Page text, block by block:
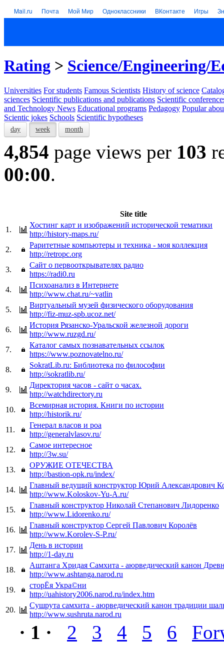
Mail.ru Почта Мой Мир Одноклассники ВКонтакте Игры
Rating > Science/Engineering/
Universities For students Famous Scientists History of science
sciences Scientific publications and publications Scientific
and Technology News Educational programs Pedagogy Popular
Scientic jokes Schools Scientific hypotheses
day week month
4,854 page views per 103
00:00.
Site title
1.
Хостинг карт и изображений исторической тематики
http://history-maps.ru/
2.
Раритетные компьютеры и техника - моя коллекция
http://retropc.org
3.
Сайт о первооткрывателях радио
https://radi0.ru
4.
Психоанализ в Интернете
http://www.chat.ru/~vatlin
5.
Виртуальный музей физического оборудования
http://fiz-muz-spb.ucoz.net/
6.
История Рязанско-Уральской железной дороги
http://www.ruzgd.ru/
7.
Каталог самых познавательных ссылок
https://www.poznovatelno.ru/
8.
SokratLib.ru: Библиотека по философии
http://sokratlib.ru/
9.
Директория часов - сайт о часах.
http://watchdirectory.ru
10.
Всемирная история. Книги по истории
http://historik.ru/
11.
Генерал власов и роа
http://generalvlasov.ru/
12.
Самое интересное
http://3w.su/
13.
ОРУЖИЕ ОТЕЧЕСТВА
http://bastion-opk.ru/index/
14.
Главный ведущий конструктор Юрий Александрович
http://www.Koloskov-Yu-A.ru/
15.
Главный конструктор Николай Степанович Лидоренко
http://www.Lidorenko.ru/
16.
Главный конструктор Сергей Павлович Королёв
http://www.Korolev-S-P.ru/
17.
День в истории
http://1-day.ru
18.
Аштанга Хридая Самхита - аюрведический канон
http://www.ashtanga.narod.ru
19.
сторЁя Укра©ни
http://uahistory2006.narod.ru/index.htm
20.
Сушрута самхита - аюрведический канон традиции
http://www.sushruta.narod.ru
· 1 · 2 3 4 5 6